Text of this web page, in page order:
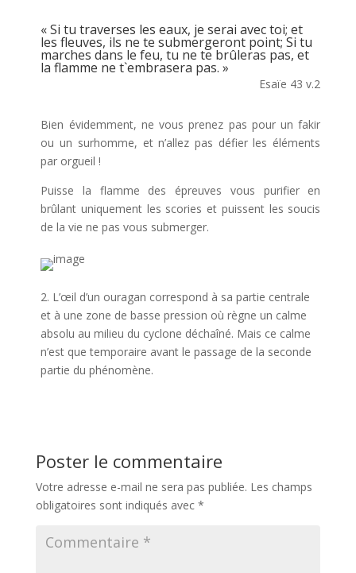
« Si tu traverses les eaux, je serai avec toi; et
les fleuves, ils ne te submergeront point; Si tu
marches dans le feu, tu ne te brûleras pas, et
la flamme ne t`embrasera pas. »
Esaïe 43 v.2
Bien évidemment, ne vous prenez pas pour un fakir
ou un surhomme, et n’allez pas défier les éléments
par orgueil !
Puisse la flamme des épreuves vous purifier en
brûlant uniquement les scories et puissent les soucis
de la vie ne pas vous submerger.
2. L’œil d’un ouragan correspond à sa partie centrale
et à une zone de basse pression où règne un calme
absolu au milieu du cyclone déchaîné. Mais ce calme
n’est que temporaire avant le passage de la seconde
partie du phénomène.
Poster le commentaire
Votre adresse e-mail ne sera pas publiée. Les champs
obligatoires sont indiqués avec *